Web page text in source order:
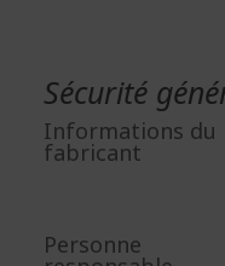
Sécurité
Informations du
fabricant
Personne